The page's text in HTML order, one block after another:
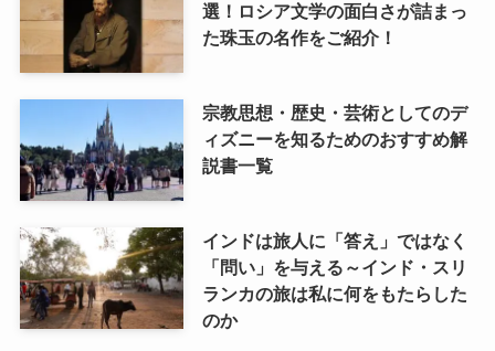
選！ロシア文学の面白さが詰まっ
た珠玉の名作をご紹介！
宗教思想・歴史・芸術としてのデ
ィズニーを知るためのおすすめ解
説書一覧
インドは旅人に「答え」ではなく
「問い」を与える～インド・スリ
ランカの旅は私に何をもたらした
のか